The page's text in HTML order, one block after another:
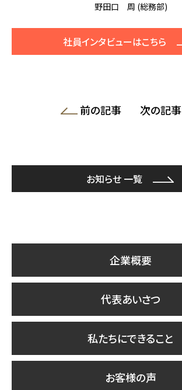
野田口 周 (総務部)
社員インタビューはこちら
前の記事 次の記事
お知らせ 一覧
企業概要
代表あいさつ
私たちにできること
お客様の声